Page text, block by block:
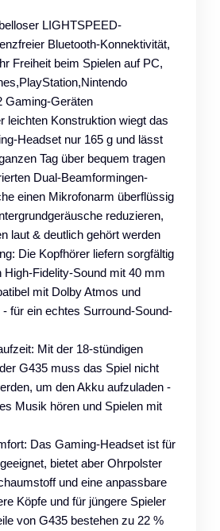
LIGHTSPEED-
Bluetooth-Konnektivität,
Freiheit beim Spielen auf PC,
Gaming-Geräten
leichten Konstruktion wiegt das
Headset nur 165 g und lässt
Tag über bequem tragen
Dual-Beamformingen-
einen Mikrofonarm überflüssig
reduzieren,
laut & deutlich gehört werden
Die Kopfhörer liefern sorgfältig
High-Fidelity-Sound mit 40 mm
mit Dolby Atmos und
für ein echtes Surround-Sound-
Mit der 18-stündigen
G435 muss das Spiel nicht
um den Akku aufzuladen -
Musik hören und Spielen mit
Das Gaming-Headset ist für
bietet aber Ohrpolster
und eine anpassbare
Köpfe und für jüngere Spieler
von G435 bestehen zu 22 %